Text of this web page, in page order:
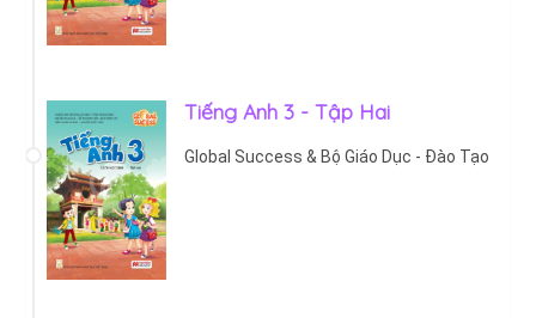
Tiếng Anh 3 - Tập Hai
Global Success & Bộ Giáo Dục - Đào Tạo